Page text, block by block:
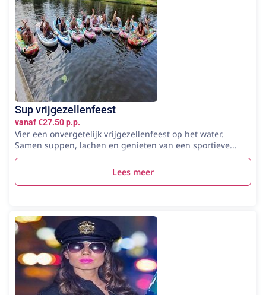
Sup vrijgezellenfeest
vanaf €27.50 p.p.
Vier een onvergetelijk vrijgezellenfeest op het water.
Samen suppen, lachen en genieten van een sportieve...
Lees meer